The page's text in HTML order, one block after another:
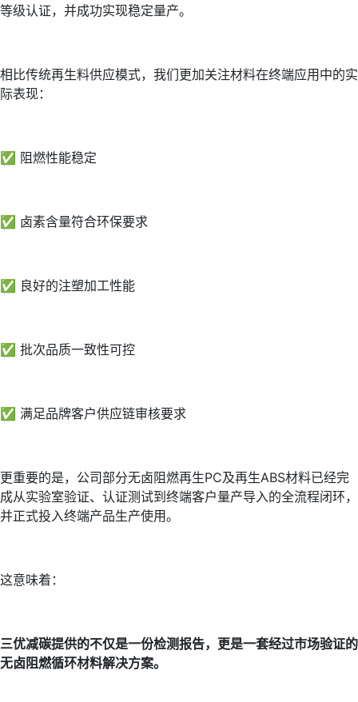
等级认证，并成功实现稳定量产。
相比传统再生料供应模式，我们更加关注材料在终端应用中的实
际表现：
✅ 阻燃性能稳定
✅ 卤素含量符合环保要求
✅ 良好的注塑加工性能
✅ 批次品质一致性可控
✅ 满足品牌客户供应链审核要求
更重要的是，公司部分无卤阻燃再生PC及再生ABS材料已经完
成从实验室验证、认证测试到终端客户量产导入的全流程闭环，
并正式投入终端产品生产使用。
这意味着：
三优减碳提供的不仅是一份检测报告，更是一套经过市场验证的
无卤阻燃循环材料解决方案。